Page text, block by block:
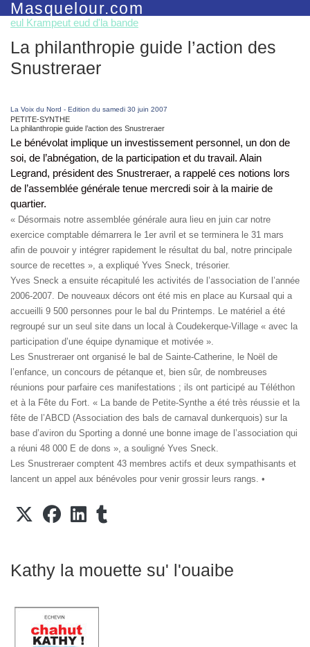
Masquelour.com
eul Krampeut eud d'la bande
La philanthropie guide l’action des
Snustreraer
La Voix du Nord - Edition du samedi 30 juin 2007
PETITE-SYNTHE
La philanthropie guide l’action des Snustreraer
Le bénévolat implique un investissement personnel, un don de
soi, de l’abnégation, de la participation et du travail. Alain
Legrand, président des Snustreraer, a rappelé ces notions lors
de l’assemblée générale tenue mercredi soir à la mairie de
quartier.
« Désormais notre assemblée générale aura lieu en juin car notre
exercice comptable démarrera le 1er avril et se terminera le 31 mars
afin de pouvoir y intégrer rapidement le résultat du bal, notre principale
source de recettes », a expliqué Yves Sneck, trésorier.
Yves Sneck a ensuite récapitulé les activités de l’association de l’année
2006-2007. De nouveaux décors ont été mis en place au Kursaal qui a
accueilli 9 500 personnes pour le bal du Printemps. Le matériel a été
regroupé sur un seul site dans un local à Coudekerque-Village « avec la
participation d’une équipe dynamique et motivée ».
Les Snustreraer ont organisé le bal de Sainte-Catherine, le Noël de
l’enfance, un concours de pétanque et, bien sûr, de nombreuses
réunions pour parfaire ces manifestations ; ils ont participé au Téléthon
et à la Fête du Fort. « La bande de Petite-Synthe a été très réussie et la
fête de l’ABCD (Association des bals de carnaval dunkerquois) sur la
base d’aviron du Sporting a donné une bonne image de l’association qui
a réuni 48 000 E de dons », a souligné Yves Sneck.
Les Snustreraer comptent 43 membres actifs et deux sympathisants et
lancent un appel aux bénévoles pour venir grossir leurs rangs. •
Kathy la mouette su' l'ouaibe